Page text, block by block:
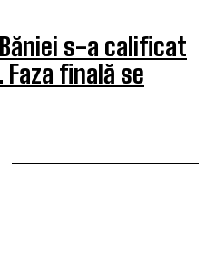
s-a calificat
Faza finală se